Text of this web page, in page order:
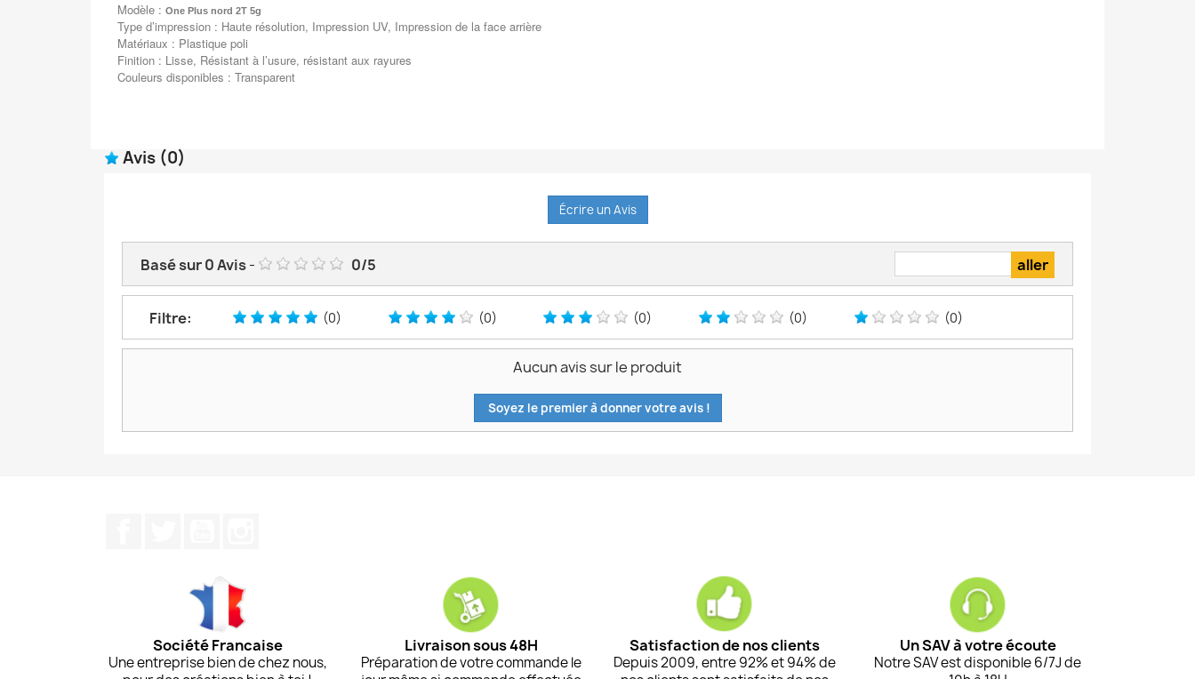
Modèle : One Plus nord 2T 5g
Type d’impression : Haute résolution, Impression UV, Impression de la face arrière
Matériaux : Plastique poli
Finition : Lisse, Résistant à l’usure, résistant aux rayures
Couleurs disponibles : Transparent
Avis (0)
Écrire un Avis
Basé sur0Avis- 0/5
Filtre: (0) (0) (0) (0) (0)
Aucun avis sur le produit
Soyez le premier à donner votre avis !
Société Francaise
Une entreprise bien de chez nous,
Livraison sous 48H
Préparation de votre commande le
Satisfaction de nos clients
Depuis 2009, entre 92% et 94% de
Un SAV à votre écoute
Notre SAV est disponible 6/7J de